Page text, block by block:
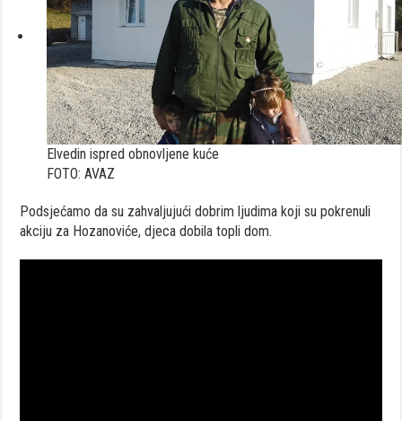
Elvedin ispred obnovljene kuće
FOTO: AVAZ
Podsjećamo da su zahvaljujući dobrim ljudima koji su pokrenuli
akciju za Hozanoviće, djeca dobila topli dom.